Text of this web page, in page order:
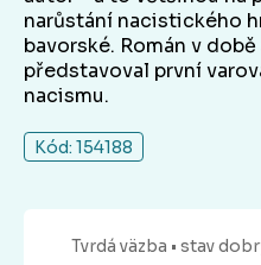
narůstání nacistického
bavorské. Román v
představoval první
nacismu.
Kód: 154188
Tvrdá väzba • stav